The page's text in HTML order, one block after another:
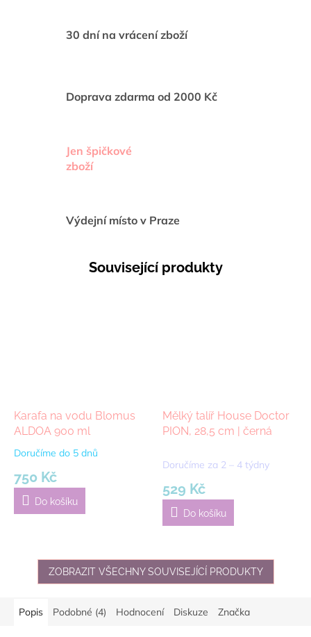
30 dní na vrácení zboží
Doprava zdarma od 2000 Kč
Jen špičkové
zboží
Výdejní místo v Praze
Související produkty
Karafa na vodu Blomus
ALDOA 900 ml
Průměrné
produktu
5,0
Doručíme do 5 dnů
750 Kč
Do košíku
Mělký talíř House Doctor
PION, 28,5 cm | černá
Doručíme za 2 – 4 týdny
529 Kč
Do košíku
ZOBRAZIT VŠECHNY SOUVISEJÍCÍ PRODUKTY
Popis Podobné (4) Hodnocení Diskuze Značka